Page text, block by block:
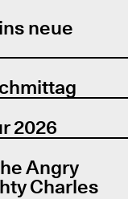
neue
2026
Angry
Charles